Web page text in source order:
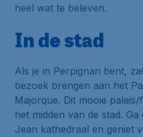
heel wat te beleven.
In de stad
Als je in Perpignan bent,
bezoek brengen aan het
Majorque. Dit mooie
het midden van de stad.
Jean kathedraal en geniet